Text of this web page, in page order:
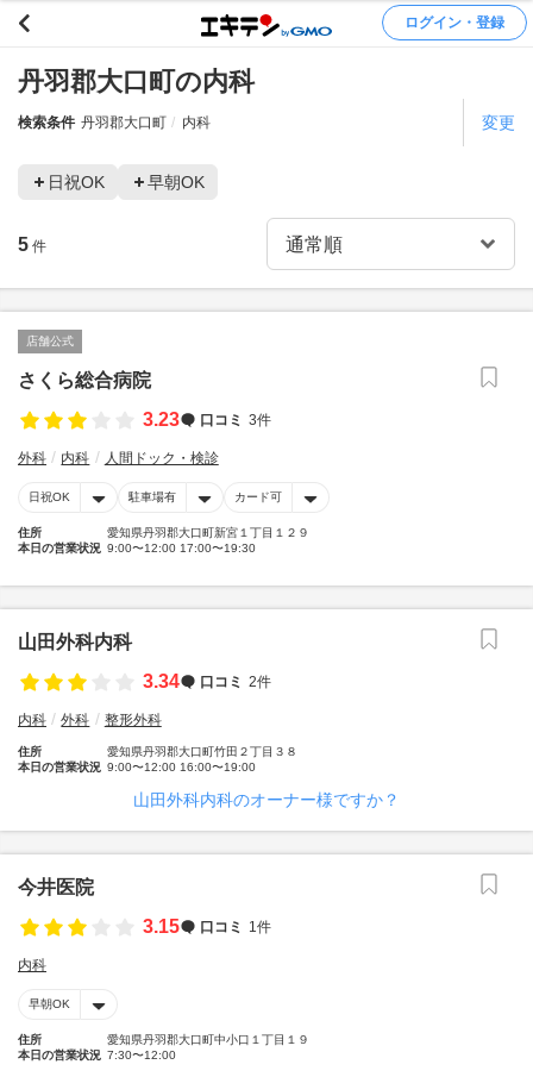
ログイン・登録
丹羽郡大口町の内科
検索条件 丹羽郡大口町 内科 変更
日祝OK 早朝OK
5 件
店舗公式
さくら総合病院
3.23
口コミ 3件
外科 内科 人間ドック・検診
日祝OK 駐車場有 カード可
住所
愛知県丹羽郡大口町新宮１丁目１２９
本日の営業状況 9:00〜12:00 17:00〜19:30
山田外科内科
3.34
口コミ 2件
内科 外科 整形外科
住所
愛知県丹羽郡大口町竹田２丁目３８
本日の営業状況 9:00〜12:00 16:00〜19:00
山田外科内科のオーナー様ですか？
今井医院
3.15
口コミ 1件
内科
早朝OK
住所
愛知県丹羽郡大口町中小口１丁目１９
本日の営業状況 7:30〜12:00